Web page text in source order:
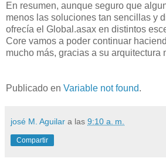
En resumen, aunque seguro que
menos las soluciones tan sencillas y
ofrecía el Global.asax en distintos
Core vamos a poder continuar
mucho más, gracias a su arquitectura
Publicado en Variable not found.
josé M. Aguilar a las 9:10 a. m.
Compartir